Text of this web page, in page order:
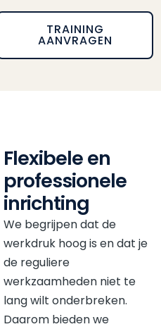
TRAINING
AANVRAGEN
Flexibele en
professionele
inrichting
We begrijpen dat de
werkdruk hoog is en dat je
de reguliere
werkzaamheden niet te
lang wilt onderbreken.
Daarom bieden we